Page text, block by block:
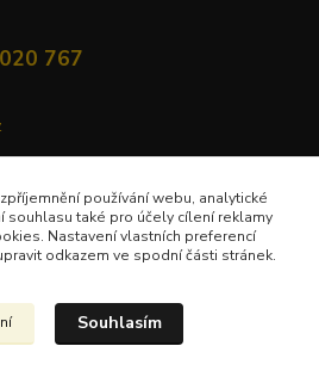
767
používání webu, analytické
souhlasu také pro účely cílení reklamy
Nastavení vlastních preferencí
odkazem ve spodní části stránek.
Souhlasím